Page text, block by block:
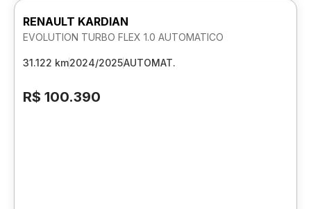
RENAULT KARDIAN
EVOLUTION TURBO FLEX 1.0 AUTOMATICO
31.122 km2024/2025AUTOMAT.
R$ 100.390